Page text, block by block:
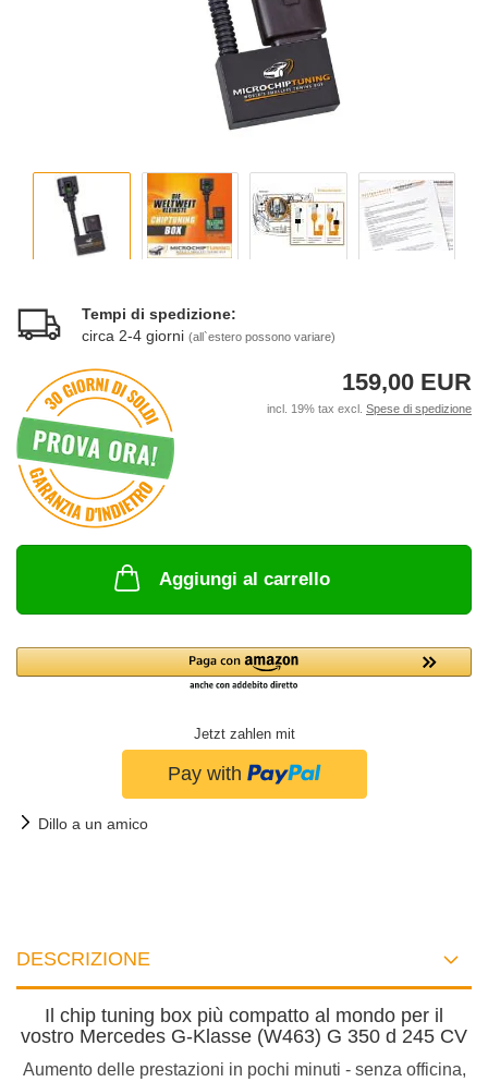
Tempi di spedizione:
circa 2-4 giorni (all`estero possono variare)
159,00 EUR
incl. 19% tax excl. Spese di spedizione
Aggiungi al carrello
Jetzt zahlen mit
Dillo a un amico
DESCRIZIONE
Il chip tuning box più compatto al mondo per il
vostro Mercedes G-Klasse (W463) G 350 d 245 CV
Aumento delle prestazioni in pochi minuti - senza officina,